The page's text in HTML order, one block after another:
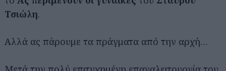
Τσιώλη.
Αλλά ας πάρουμε τα πράγματα από την αρχή…